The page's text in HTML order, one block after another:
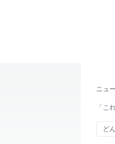
ニュ
「こ
ど